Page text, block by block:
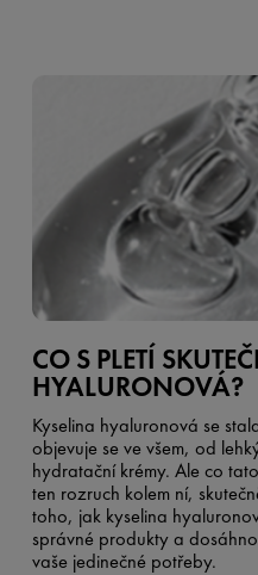
CO S PLETÍ
HYALURONOVÁ?
Kyselina hyaluronová se
objevuje se ve všem, od
hydratační krémy. Ale co
ten rozruch kolem ní,
toho, jak kyselina
správné produkty a
vaše jedinečné potřeby.